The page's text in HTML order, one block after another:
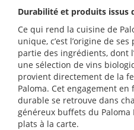
Durabilité et produits issus
Ce qui rend la cuisine de
unique, c’est l’origine de
partie des ingrédients, dont
une sélection de vins
provient directement de la
Paloma. Cet engagement
durable se retrouve dans
généreux buffets du
plats à la carte.